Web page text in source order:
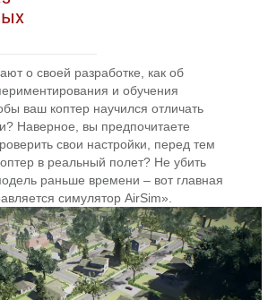
о своей разработке, как об
и обучения
ваш коптер научился отличать
Наверное, вы предпочитаете
свои настройки, перед тем
в реальный полет? Не убить
раньше времени – вот главная
симулятор AirSim».